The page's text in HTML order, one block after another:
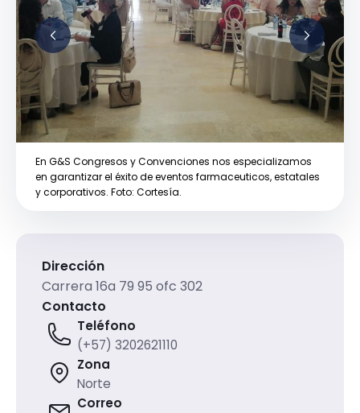
En G&S Congresos y Convenciones nos especializamos
en garantizar el éxito de eventos farmaceuticos, estatales
y corporativos. Foto: Cortesía.
Dirección
Carrera 16a 79 95 ofc 302
Contacto
Teléfono
(+57) 3202621110
Zona
Norte
Correo